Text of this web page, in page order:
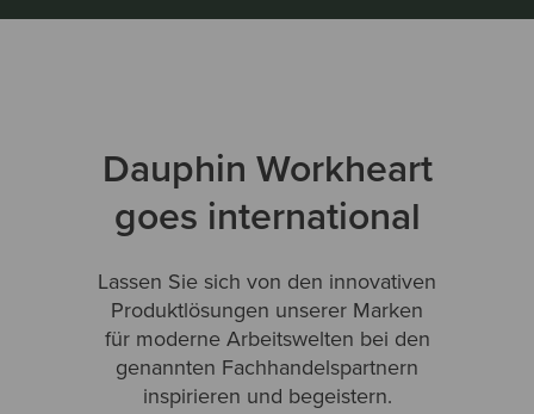
Dauphin Workheart
goes international
Lassen Sie sich von den innovativen
Produktlösungen unserer Marken
für moderne Arbeitswelten bei den
genannten Fachhandelspartnern
inspirieren und begeistern.